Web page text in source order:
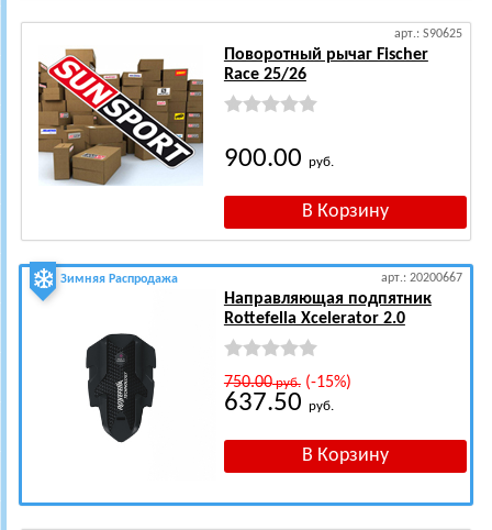
арт.: S90625
Поворотный рычаг Fischer
Race 25/26
900.00 руб.
Зимняя Распродажа арт.: 20200667
Направляющая подпятник
Rottefella Xcelerator 2.0
750.00руб.(-15%)
637.50 руб.